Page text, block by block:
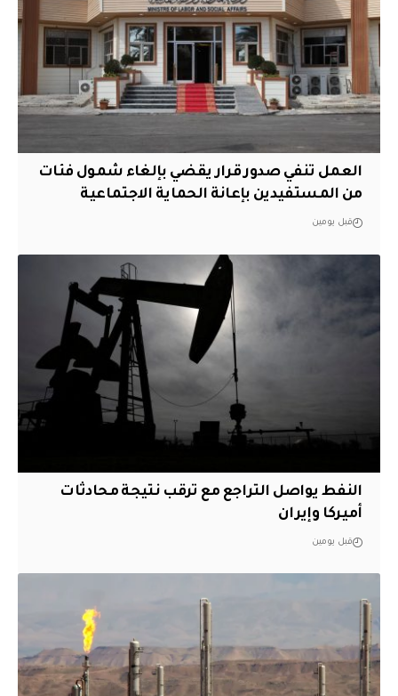
العمل تنفي صدور قرار يقضي بإلغاء شمول فئات
من المستفيدين بإعانة الحماية الاجتماعية
قبل يومين
النفط يواصل التراجع مع ترقب نتيجة محادثات
أميركا وإيران
قبل يومين